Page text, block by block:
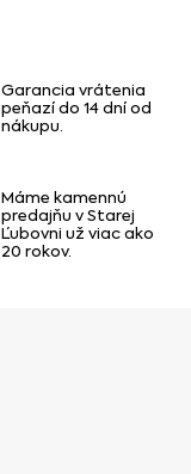
Garancia vrátenia
peňazí do 14 dní od
nákupu.
Máme kamennú
predajňu v Starej
Ľubovni už viac ako
20 rokov.